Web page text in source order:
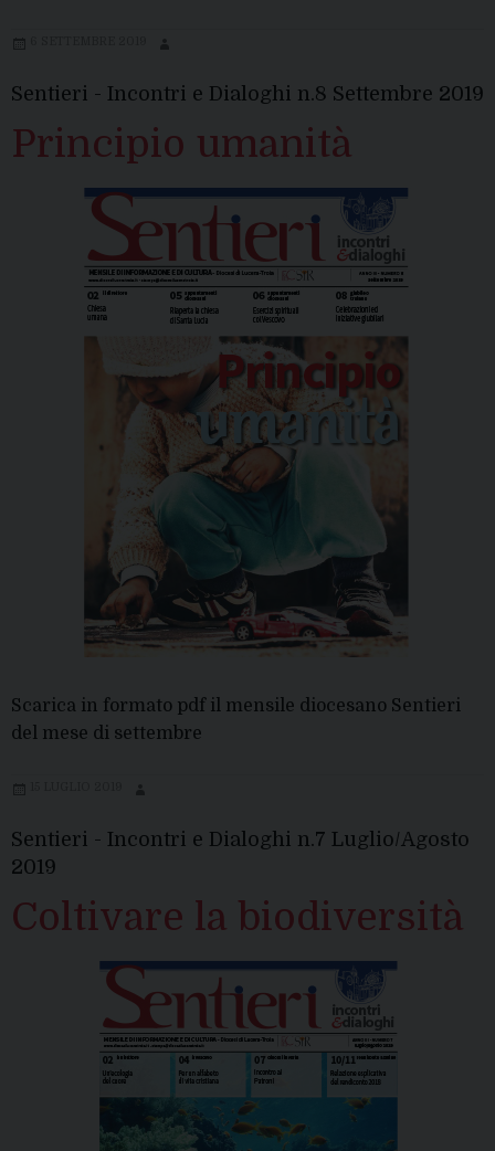
Sentieri - Incontri e Dialoghi n.8 Settembre 2019
Principio umanità
Scarica in formato pdf il mensile diocesano Sentieri
del mese di settembre
Sentieri - Incontri e Dialoghi n.7 Luglio/Agosto
2019
Coltivare la biodiversità